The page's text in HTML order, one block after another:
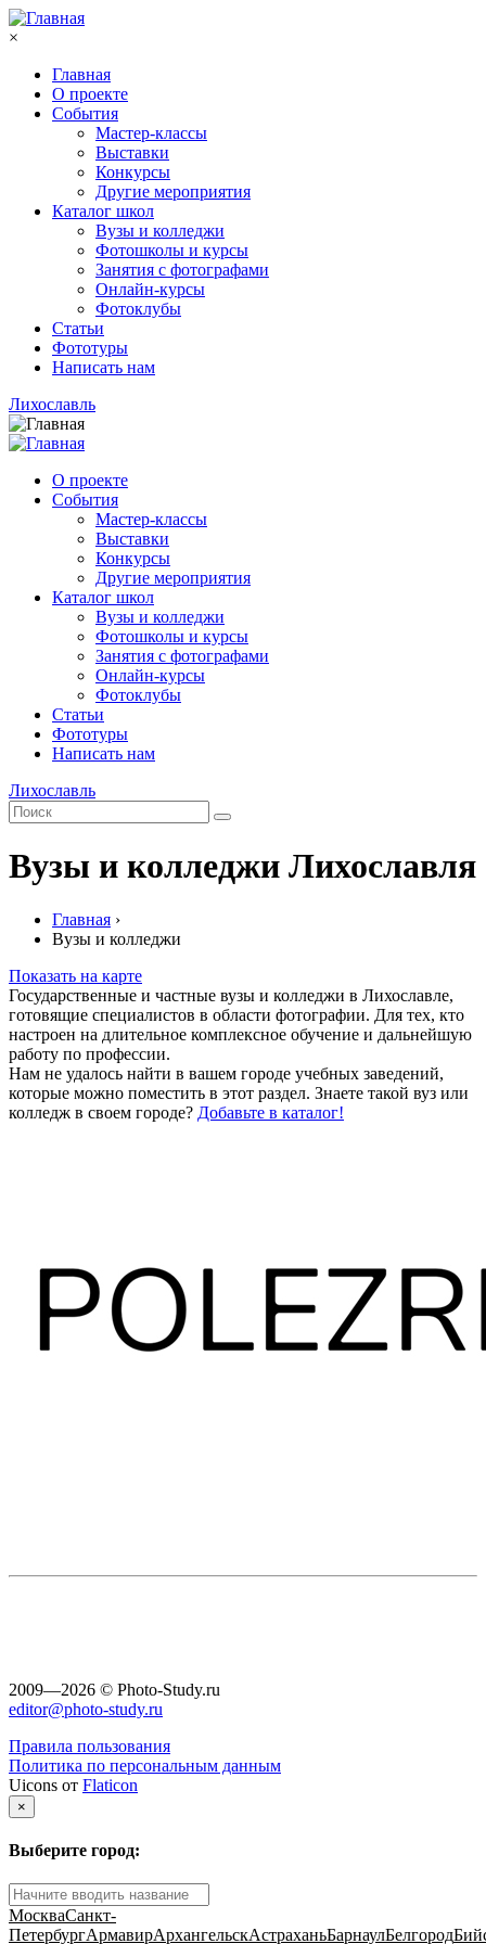
Перейти к основному содержанию
×
Главная
О проекте
События
Мастер-классы
Выставки
Конкурсы
Другие мероприятия
Каталог школ
Вузы и колледжи
Фотошколы и курсы
Занятия с фотографами
Онлайн-курсы
Фотоклубы
Статьи
Фототуры
Написать нам
Лихославль
О проекте
События
Мастер-классы
Выставки
Конкурсы
Другие мероприятия
Каталог школ
Вузы и колледжи
Фотошколы и курсы
Занятия с фотографами
Онлайн-курсы
Фотоклубы
Статьи
Фототуры
Написать нам
Лихославль
Вузы и колледжи Лихославля
Главная ›
Вузы и колледжи
Показать на карте
Государственные и частные вузы и колледжи в Лихославле,
готовящие специалистов в области фотографии. Для тех, кто
настроен на длительное комплексное обучение и дальнейшую
работу по профессии.
Нам не удалось найти в вашем городе учебных заведений,
которые можно поместить в этот раздел. Знаете такой вуз или
колледж в своем городе? Добавьте в каталог!
2009—2026 © Photo-Study.ru
editor@photo-study.ru
Правила пользования
Политика по персональным данным
Uicons от Flaticon
×
Выберите город:
МоскваСанкт-
ПетербургАрмавирАрхангельскАстраханьБарнаулБелгород